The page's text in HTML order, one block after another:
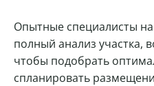
Опытные специалисты
полный анализ участка,
чтобы подобрать
спланировать